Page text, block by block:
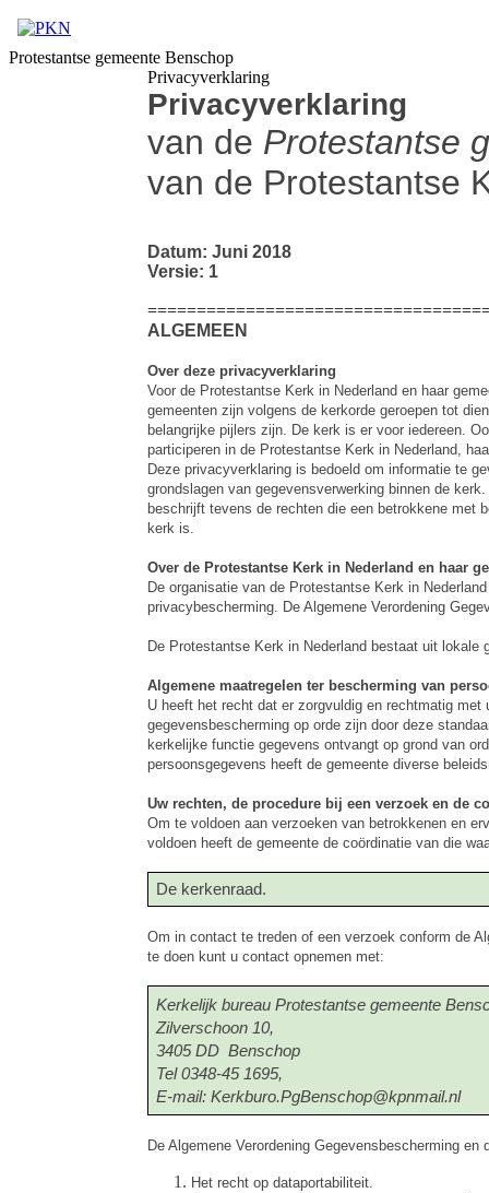
Protestantse gemeente Benschop
Privacyverklaring
Privacyverklaring
van de Protestantse
van de Protestantse
Datum: Juni 2018
Versie: 1
ALGEMEEN
Over deze privacyverklaring
Voor de Protestantse Kerk in Nederland en haar
gemeenten zijn volgens de kerkorde geroepen tot
belangrijke pijlers zijn. De kerk is er voor iedereen.
participeren in de Protestantse Kerk in Nederland,
Deze privacyverklaring is bedoeld om informatie te
grondslagen van gegevensverwerking binnen de
beschrijft tevens de rechten die een betrokkene met
kerk is.
Over de Protestantse Kerk in Nederland en haar
De organisatie van de Protestantse Kerk in
privacybescherming. De Algemene Verordening
De Protestantse Kerk in Nederland bestaat uit
Algemene maatregelen ter bescherming van
U heeft het recht dat er zorgvuldig en rechtmatig
gegevensbescherming op orde zijn door deze
kerkelijke functie gegevens ontvangt op grond van
persoonsgegevens heeft de gemeente diverse
Uw rechten, de procedure bij een verzoek en de
Om te voldoen aan verzoeken van betrokkenen en
voldoen heeft de gemeente de coördinatie van die
De kerkenraad.
Om in contact te treden of een verzoek conform de
te doen kunt u contact opnemen met:
Kerkelijk bureau Protestantse gemeente
Zilverschoon 10,
3405 DD Benschop
Tel 0348-45 1695,
E-mail: Kerkburo.PgBenschop@kpnmail.nl
De Algemene Verordening Gegevensbescherming
Het recht op dataportabiliteit.